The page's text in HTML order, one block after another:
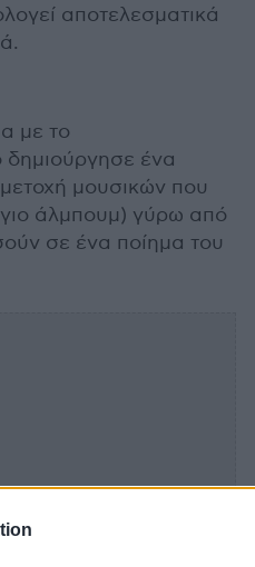
αποτελεσματικά
με το
ένα
μουσικών που
άλμπουμ) γύρω από
σε ένα ποίημα του